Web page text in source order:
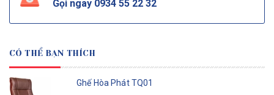
Gọi ngay 0934 55 22 32
CÓ THỂ BẠN THÍCH
Ghế Hòa Phát TQ01